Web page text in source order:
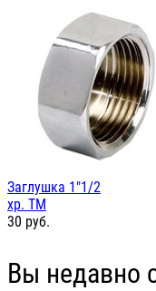
Заглушка 1"1/2
хр. TM
30 руб.
Вы недавно